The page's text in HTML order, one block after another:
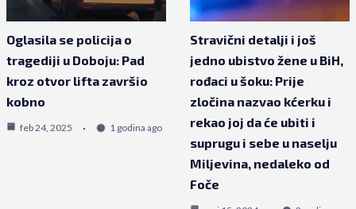
Oglasila se policija o
tragediji u Doboju: Pad
kroz otvor lifta završio
kobno
feb 24, 2025 1 godina ago
Stravični detalji i još
jedno ubistvo žene u BiH,
rođaci u šoku: Prije
zločina nazvao kćerku i
rekao joj da će ubiti i
suprugu i sebe u naselju
Miljevina, nedaleko od
Foče